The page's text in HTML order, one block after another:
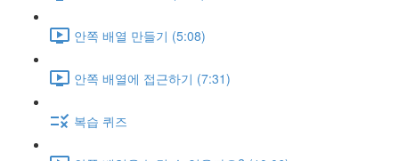
안쪽 배열 만들기 (5:08)
안쪽 배열에 접근하기 (7:31)
복습 퀴즈